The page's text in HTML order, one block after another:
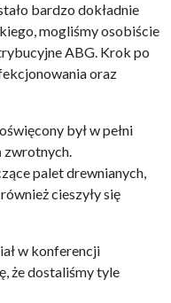
bardzo dokładnie
mogliśmy osobiście
ABG. Krok po
oraz
był w pełni
zwrotnych.
palet drewnianych,
cieszyły się
w konferencji
że dostaliśmy tyle